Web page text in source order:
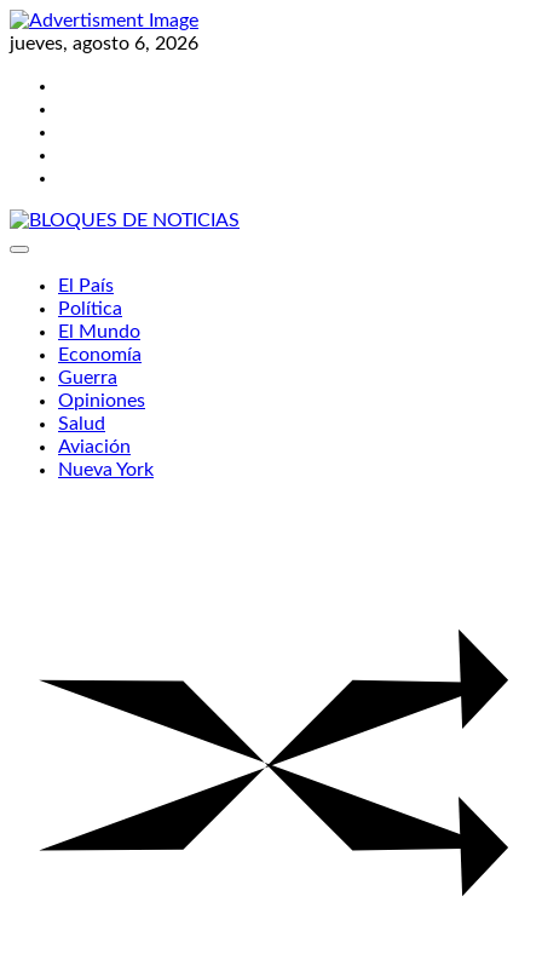
Skip
to
jueves, agosto 6, 2026
El País
Política
El Mundo
Economía
Guerra
Opiniones
Salud
Aviación
Nueva York